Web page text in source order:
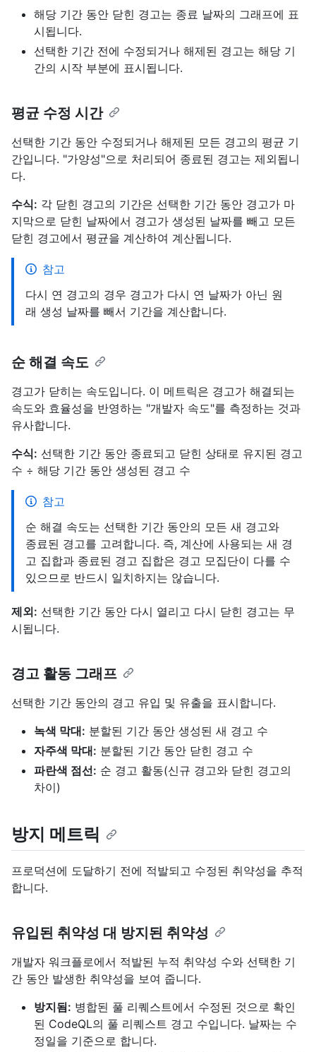
해당 기간 동안 닫힌 경고는 종료 날짜의 그래프에 표
시됩니다.
선택한 기간 전에 수정되거나 해제된 경고는 해당 기
간의 시작 부분에 표시됩니다.
평균 수정 시간
선택한 기간 동안 수정되거나 해제된 모든 경고의 평균 기
간입니다. "가양성"으로 처리되어 종료된 경고는 제외됩니
다.
수식: 각 닫힌 경고의 기간은 선택한 기간 동안 경고가 마
지막으로 닫힌 날짜에서 경고가 생성된 날짜를 빼고 모든
닫힌 경고에서 평균을 계산하여 계산됩니다.
참고
다시 연 경고의 경우 경고가 다시 연 날짜가 아닌 원
래 생성 날짜를 빼서 기간을 계산합니다.
순 해결 속도
경고가 닫히는 속도입니다. 이 메트릭은 경고가 해결되는
속도와 효율성을 반영하는 "개발자 속도"를 측정하는 것과
유사합니다.
수식: 선택한 기간 동안 종료되고 닫힌 상태로 유지된 경고
수 ÷ 해당 기간 동안 생성된 경고 수
참고
순 해결 속도는 선택한 기간 동안의 모든 새 경고와
종료된 경고를 고려합니다. 즉, 계산에 사용되는 새 경
고 집합과 종료된 경고 집합은 경고 모집단이 다를 수
있으므로 반드시 일치하지는 않습니다.
제외: 선택한 기간 동안 다시 열리고 다시 닫힌 경고는 무
시됩니다.
경고 활동 그래프
선택한 기간 동안의 경고 유입 및 유출을 표시합니다.
녹색 막대: 분할된 기간 동안 생성된 새 경고 수
자주색 막대: 분할된 기간 동안 닫힌 경고 수
파란색 점선: 순 경고 활동(신규 경고와 닫힌 경고의
차이)
방지 메트릭
프로덕션에 도달하기 전에 적발되고 수정된 취약성을 추적
합니다.
유입된 취약성 대 방지된 취약성
개발자 워크플로에서 적발된 누적 취약성 수와 선택한 기
간 동안 발생한 취약성을 보여 줍니다.
방지됨: 병합된 풀 리퀘스트에서 수정된 것으로 확인
된 CodeQL의 풀 리퀘스트 경고 수입니다. 날짜는 수
정일을 기준으로 합니다.